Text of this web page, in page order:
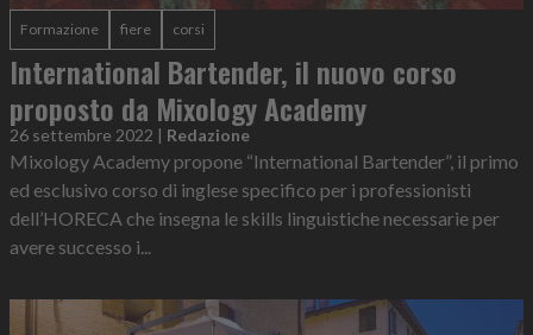
Formazione fiere corsi
International Bartender, il nuovo corso
proposto da Mixology Academy
26 settembre 2022 | Redazione
Mixology Academy propone “International Bartender”, il primo
ed esclusivo corso di inglese specifico per i professionisti
dell’HORECA che insegna le skills linguistiche necessarie per
avere successo i...